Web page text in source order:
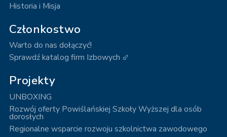
Historia i Misja
Członkostwo
Warto do nas dołączyć!
Sprawdź katalog firm Izbowych ⬃
Projekty
UNBOXING
Rozwój oferty Powiślańskiej Szkoły Wyższej dla osób
dorosłych
Regionalne wsparcie rozwoju szkolnictwa zawodowego